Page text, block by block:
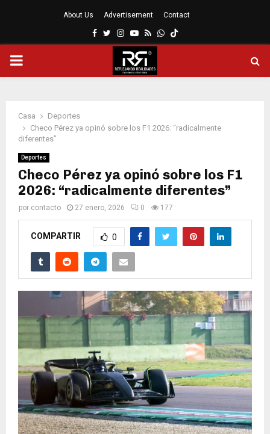
About Us Advertisement Contact
Facebook
Twitter
Instagram
Youtube
RssWhatsapp
MENÚ
Casa
Deportes
Checo Pérez ya opinó sobre los F1 2026: “radicalmente
diferentes”
Deportes
Checo Pérez ya opinó sobre los F1
2026: “radicalmente diferentes”
por contacto 27 enero, 2026 0 177
COMPARTIR 0